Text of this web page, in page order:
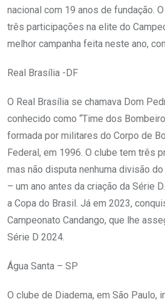
nacional com 19 anos de fundação.
três participações na elite do
melhor campanha feita neste ano,
Real Brasília -DF
O Real Brasília se chamava Dom
conhecido como “Time dos
formada por militares do Corpo de
Federal, em 1996. O clube tem três
mas não disputa nenhuma divisão
– um ano antes da criação da Série
a Copa do Brasil. Já em 2023,
Campeonato Candango, que lhe
Série D 2024.
Água Santa – SP
O clube de Diadema, em São Paulo,